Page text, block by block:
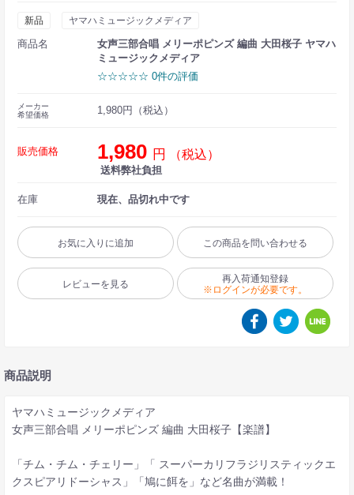
新品 ヤマハミュージックメディア
商品名
女声三部合唱 メリーポピンズ 編曲 大田桜子 ヤマハ
ミュージックメディア
☆☆☆☆☆ 0件の評価
メーカー
希望価格
1,980円（税込）
販売価格 1,980 円 （税込）
送料弊社負担
在庫 現在、品切れ中です
お気に入りに追加 この商品を問い合わせる
レビューを見る
再入荷通知登録
※ログインが必要です。
商品説明
ヤマハミュージックメディア
女声三部合唱 メリーポピンズ 編曲 大田桜子【楽譜】
「チム・チム・チェリー」「 スーパーカリフラジリスティックエ
クスピアリドーシャス」「鳩に餌を」など名曲が満載！